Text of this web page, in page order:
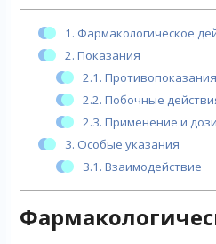
1. Фармакологическое
2. Показания
2.1. Противопоказания
2.2. Побочные
2.3. Применение и
3. Особые указания
3.1. Взаимодействие